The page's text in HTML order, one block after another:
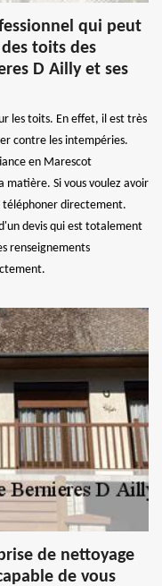
qui peut
toits des
D Ailly et ses
les toits. En effet, il est très
contre les intempéries.
en Marescot
matière. Si vous voulez avoir
téléphoner directement.
devis qui est totalement
renseignements
de nettoyage
de vous